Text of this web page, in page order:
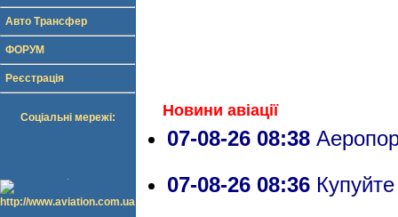
Авто Трансфер
ФОРУМ
Реєстрація
Соціальні мережі: Новини авіації
07-08-26 08:38
07-08-26 08:36